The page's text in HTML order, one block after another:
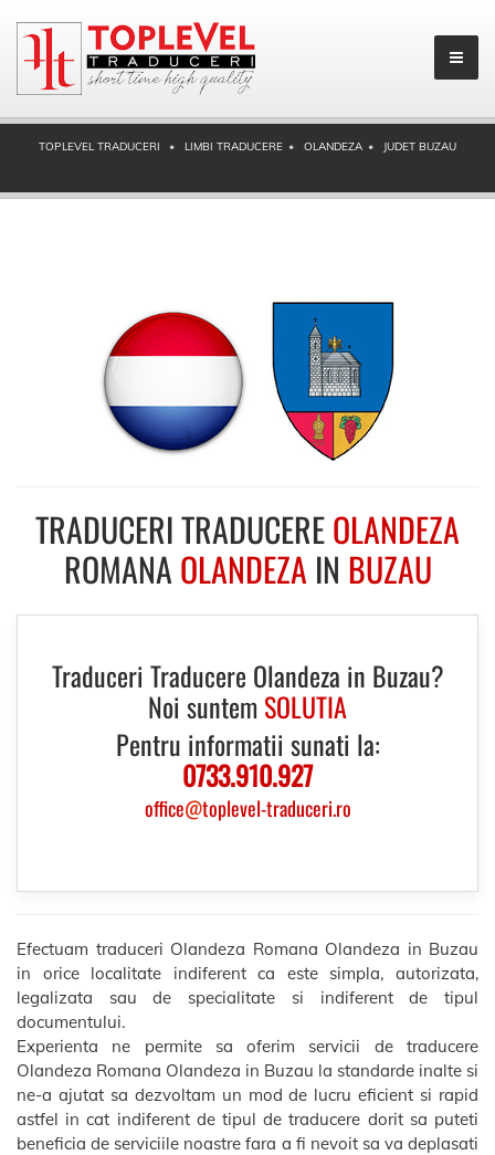
TOPLEVEL TRADUCERI LIMBI TRADUCERE OLANDEZA JUDET BUZAU
TRADUCERI TRADUCEREOLANDEZA
ROMANA OLANDEZA IN BUZAU
Traduceri Traducere Olandeza in Buzau?
Noi suntem SOLUTIA
Pentru informatii sunati la:
0733.910.927
office@toplevel-traduceri.ro
Efectuam traduceri Olandeza Romana Olandeza in Buzau
in orice localitate indiferent ca este simpla, autorizata,
legalizata sau de specialitate si indiferent de tipul
documentului.
Experienta ne permite sa oferim servicii de traducere
Olandeza Romana Olandeza in Buzau la standarde inalte si
ne-a ajutat sa dezvoltam un mod de lucru eficient si rapid
astfel in cat indiferent de tipul de traducere dorit sa puteti
beneficia de serviciile noastre fara a fi nevoit sa va deplasati